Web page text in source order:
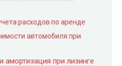
расходов по аренде
автомобиля при
амортизация при лизинге